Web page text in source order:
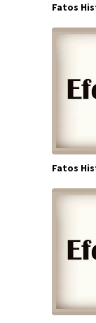
Fatos
Fatos